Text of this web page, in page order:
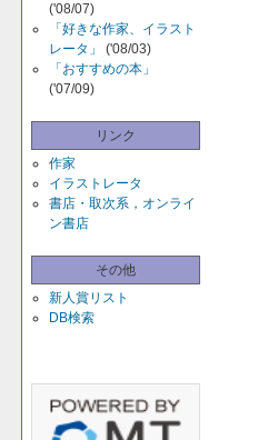
('08/07)
「好きな作家、イラスト
レータ」
('08/03)
「おすすめの本」
('07/09)
リンク
作家
イラストレータ
書店・取次系，オンライ
ン書店
その他
新人賞リスト
DB検索